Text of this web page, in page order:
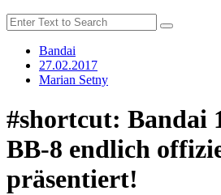
Bandai
27.02.2017
Marian Setny
#shortcut: Bandai
BB-8 endlich
präsentiert!